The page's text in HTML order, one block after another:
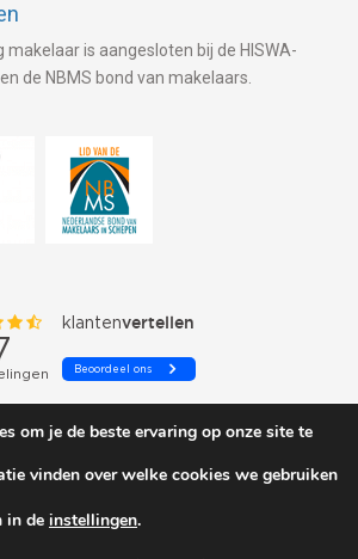
makelaar is aangesloten bij de HISWA-
de NBMS bond van makelaars.
om je de beste ervaring op onze site te
vinden over welke cookies we gebruiken
in de instellingen.